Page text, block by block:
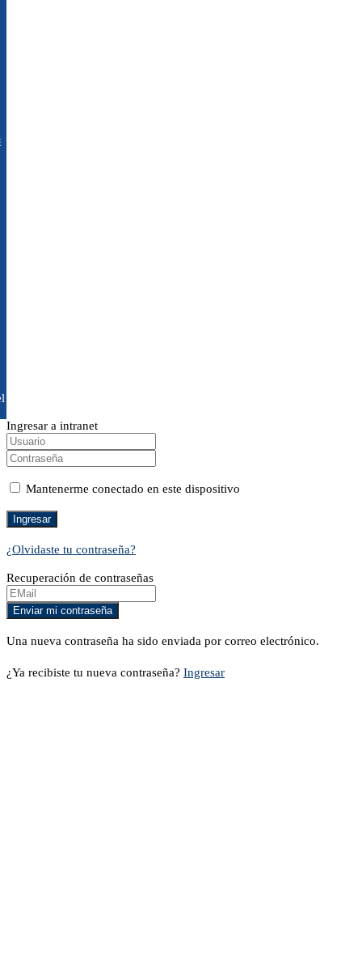
Ingresar a intranet
Mantenerme conectado en este dispositivo
¿Olvidaste tu contraseña?
Recuperación de contraseñas
Una nueva contraseña ha sido enviada por correo electrónico.
¿Ya recibiste tu nueva contraseña? Ingresar